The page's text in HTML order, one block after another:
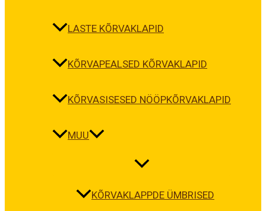
LASTE KÕRVAKLAPID
KÕRVAPEALSED KÕRVAKLAPID
KÕRVASISESED NÖÖPKÕRVAKLAPID
MUU
KÕRVAKLAPPDE ÜMBRISED